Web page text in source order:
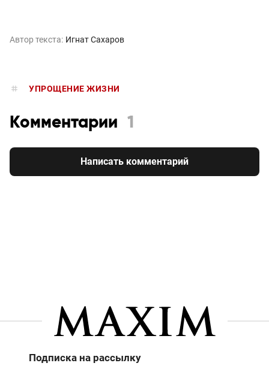
Автор текста: Игнат Сахаров
УПРОЩЕНИЕ ЖИЗНИ
Комментарии 1
Написать комментарий
Подписка на рассылку